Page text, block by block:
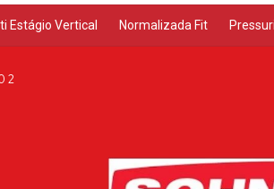
Estágio Vertical Normalizada Fit
2